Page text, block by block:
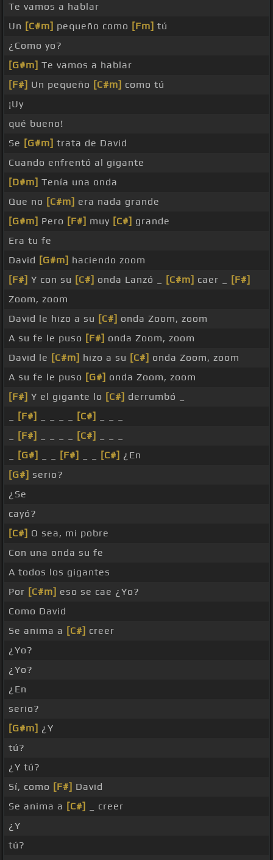
Te vamos a hablar
Un [C#m] pequeño como [Fm] tú
¿Como yo?
[G#m] Te vamos a hablar
[F#] Un pequeño [C#m] como tú
¡Uy
qué bueno!
Se [G#m] trata de David
Cuando enfrentó al gigante
[D#m] Tenía una onda
Que no [C#m] era nada grande
[G#m] Pero [F#] muy [C#] grande
Era tu fe
David [G#m] haciendo zoom
[F#] Y con su [C#] onda Lanzó _ [C#m] caer _
[F#]
Zoom, zoom
David le hizo a su [C#] onda Zoom, zoom
A su fe le puso [F#] onda Zoom, zoom
David le [C#m] hizo a su [C#] onda Zoom, zoom
A su fe le puso [G#] onda Zoom, zoom
[F#] Y el gigante lo [C#] derrumbó _
[F#] [C#]
[F#] [C#]
[G#] [F#] [C#] ¿En
[G#] serio?
¿Se
cayó?
[C#] O sea, mi pobre
Con una onda su fe
A todos los gigantes
Por [C#m] eso se cae ¿Yo?
Como David
Se anima a [C#] creer
¿Yo?
¿Yo?
¿En
serio?
[G#m] ¿Y
tú?
¿Y tú?
Sí, como [F#] David
Se anima a [C#]
_ creer
¿Y
tú?